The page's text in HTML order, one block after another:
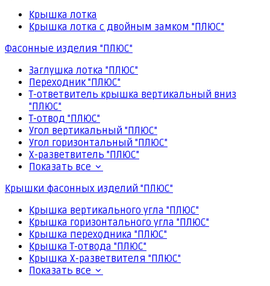
Крышка лотка
Крышка лотка с двойным замком "ПЛЮС"
Фасонные изделия "ПЛЮС"
Заглушка лотка "ПЛЮС"
Переходник "ПЛЮС"
Т-ответвитель крышка вертикальный вниз
"ПЛЮС"
Т-отвод "ПЛЮС"
Угол вертикальный "ПЛЮС"
Угол горизонтальный "ПЛЮС"
Х-разветвитель "ПЛЮС"
Показать все
Крышки фасонных изделий "ПЛЮС"
Крышка вертикального угла "ПЛЮС"
Крышка горизонтального угла "ПЛЮС"
Крышка переходника "ПЛЮС"
Крышка Т-отвода "ПЛЮС"
Крышка Х-разветвителя "ПЛЮС"
Показать все